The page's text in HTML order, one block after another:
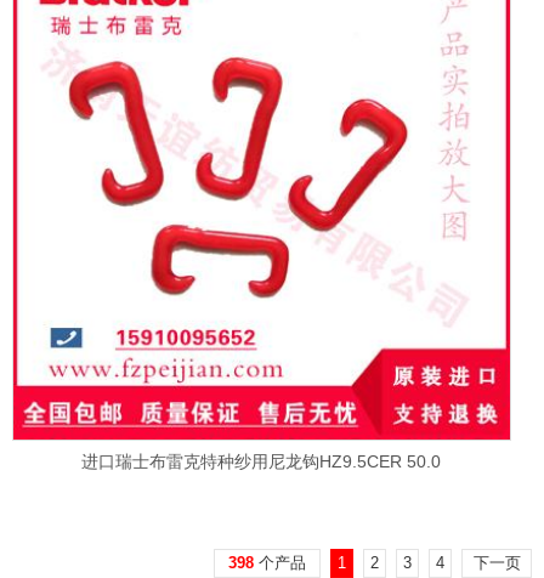
进口瑞士布雷克特种纱用尼龙钩HZ9.5CER 50.0
398 个产品 1 2 3 4 下一页